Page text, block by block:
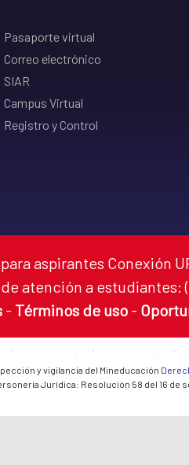
Pasaporte virtual
Correo electrónico
SIAR
Campus Virtual
Registro y Control
aspirantes Conexión
atención a estudiantes:
- Términos de uso -
y vigilancia del Mineducación
Jurídica: Resolución 58 del 16 de